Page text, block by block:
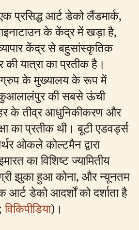
प्रसिद्ध आर्ट डेको लैंडमार्क,
के केंद्र में खड़ा है,
केंद्र से बहुसांस्कृतिक
यात्रा का प्रतीक है।
ग्रुप के मुख्यालय के रूप में
कुआलालंपुर की सबसे ऊंची
के तीव्र आधुनिकीकरण और
का प्रतीक थी। बूटी एडवर्ड्स
ओकले कोल्टमैन द्वारा
का विशिष्ट ज्यामितीय
झुका हुआ कोना, और न्यूनतम
डेको आदर्शों को दर्शाता है
विकिपीडिया)।